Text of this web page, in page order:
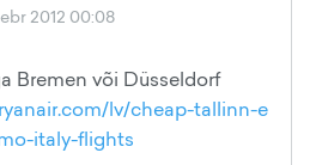
2012 00:08
Bremen või Düsseldorf
lv/cheap-tallinn-e
italy-flights